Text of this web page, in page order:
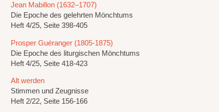
Jean Mabillon (1632–1707)
Die Epoche des gelehrten Mönchtums
Heft 4/25, Seite 398-405
Prosper Guéranger (1805-1875)
Die Epoche des liturgischen Mönchtums
Heft 4/25, Seite 418-423
Alt werden
Stimmen und Zeugnisse
Heft 2/22, Seite 156-166